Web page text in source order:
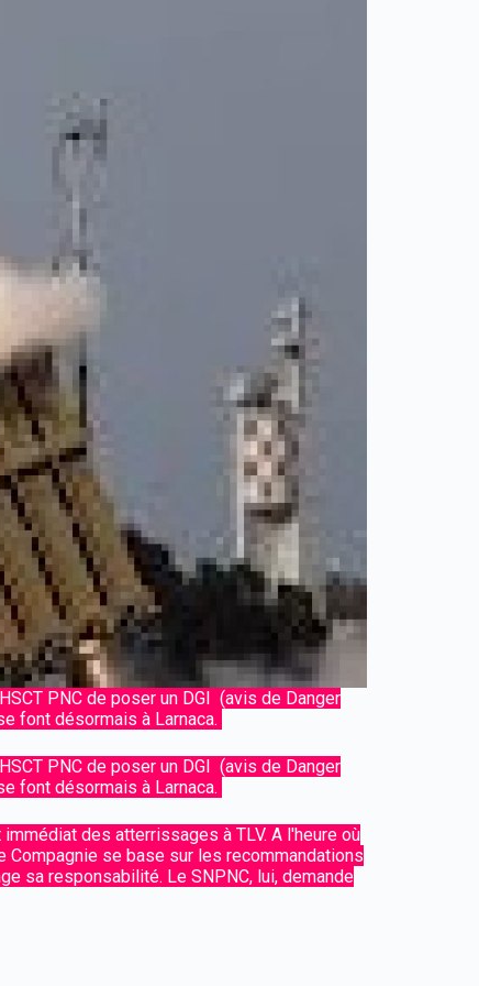
PNC de poser un DGI (avis de Danger
font désormais à Larnaca.
PNC de poser un DGI (avis de Danger
font désormais à Larnaca.
des atterrissages à TLV. A l'heure où
se base sur les recommandations
sa responsabilité. Le SNPNC, lui, demande